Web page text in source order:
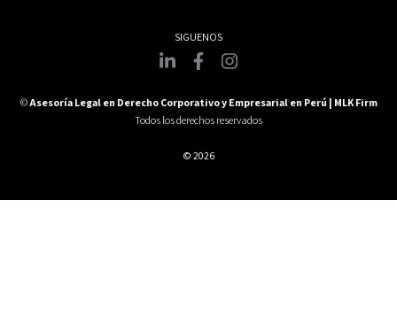
©Asesoría Legal en Derecho Corporativo y Empresarial en Perú | MLK Firm
Todos los derechos reservados
© 2026